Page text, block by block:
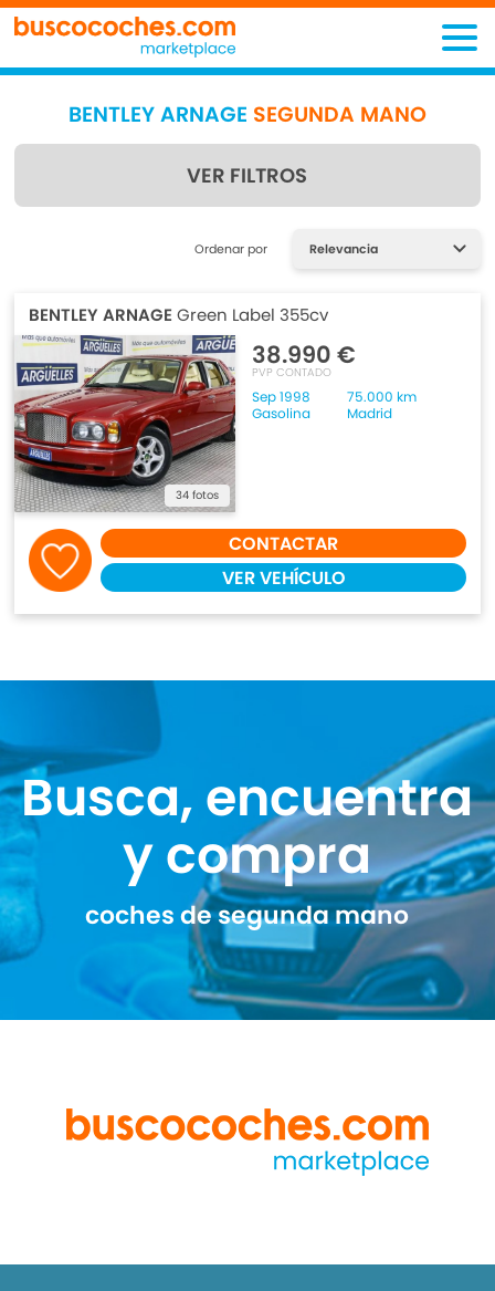
BENTLEY ARNAGE SEGUNDA MANO
VER FILTROS
Encuentra lo que estás
Ordenar por
BENTLEY ARNAGE Green Label 355cv
34 fotos
38.990 €
PVP CONTADO
Sep 1998
75.000 km
Gasolina
Madrid
CONTACTAR
VER VEHÍCULO
Busca, encuentra
y compra
coches de segunda mano